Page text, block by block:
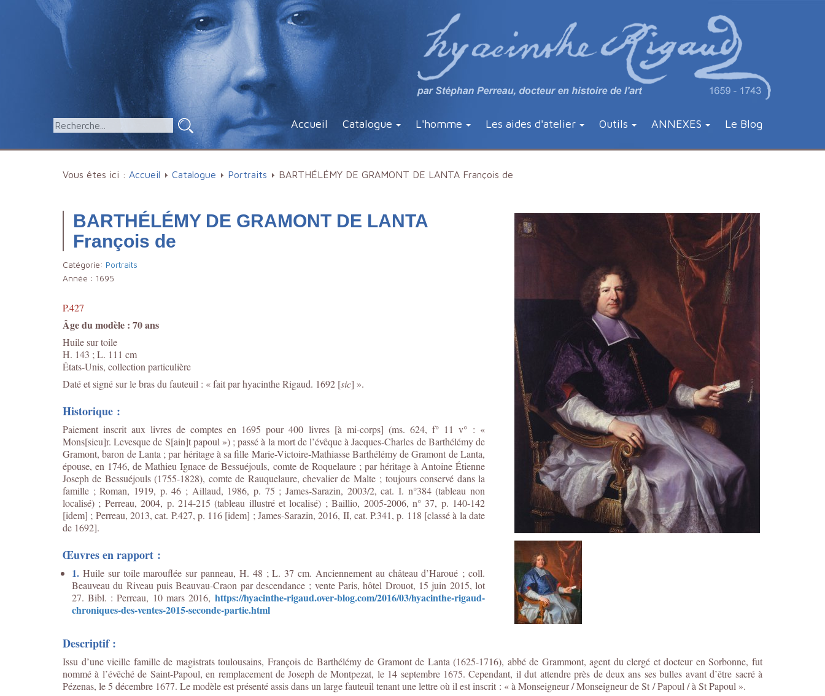
Accueil Catalogue L'homme Les aides d'atelier Outils ANNEXES Le Blog
Vous êtes ici : Accueil Catalogue Portraits BARTHÉLÉMY DE GRAMONT DE LANTA François de
BARTHÉLÉMY DE GRAMONT DE LANTA
François de
Catégorie: Portraits
Année : 1695
P.427
Âge du modèle : 70 ans
Huile sur toile
H. 143 ; L. 111 cm
États-Unis, collection particulière
Daté et signé sur le bras du fauteuil : « fait par hyacinthe Rigaud. 1692 [sic] ».
Historique :
Paiement inscrit aux livres de comptes en 1695 pour 400 livres [à mi-corps] (ms. 624, f° 11 v° : «
Mons[sieu]r. Levesque de S[ain]t papoul ») ; passé à la mort de l’évêque à Jacques-Charles de Barthélémy de
Gramont, baron de Lanta ; par héritage à sa fille Marie-Victoire-Mathiasse Barthélémy de Gramont de Lanta,
épouse, en 1746, de Mathieu Ignace de Bessuéjouls, comte de Roquelaure ; par héritage à Antoine Étienne
Joseph de Bessuéjouls (1755-1828), comte de Rauquelaure, chevalier de Malte ; toujours conservé dans la
famille ; Roman, 1919, p. 46 ; Aillaud, 1986, p. 75 ; James-Sarazin, 2003/2, cat. I. n°384 (tableau non
localisé) ; Perreau, 2004, p. 214-215 (tableau illustré et localisé) ; Baillio, 2005-2006, n° 37, p. 140-142
[idem] ; Perreau, 2013, cat. P.427, p. 116 [idem] ; James-Sarazin, 2016, II, cat. P.341, p. 118 [classé à la date
de 1692].
Œuvres en rapport :
1. Huile sur toile marouflée sur panneau, H. 48 ; L. 37 cm. Anciennement au château d’Haroué ; coll.
Beauveau du Riveau puis Beauvau-Craon par descendance ; vente Paris, hôtel Drouot, 15 juin 2015, lot
27. Bibl. : Perreau, 10 mars 2016, https://hyacinthe-rigaud.over-blog.com/2016/03/hyacinthe-rigaud-
chroniques-des-ventes-2015-seconde-partie.html
Descriptif :
Issu d’une vieille famille de magistrats toulousains, François de Barthélémy de Gramont de Lanta (1625-1716), abbé de Grammont, agent du clergé et docteur en Sorbonne, fut
nommé à l’évêché de Saint-Papoul, en remplacement de Joseph de Montpezat, le 14 septembre 1675. Cependant, il dut attendre près de deux ans ses bulles avant d’être sacré à
Pézenas, le 5 décembre 1677. Le modèle est présenté assis dans un large fauteuil tenant une lettre où il est inscrit : « à Monseigneur / Monseigneur de St / Papoul / à St Papoul ».